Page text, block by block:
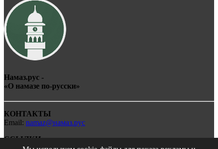
Намаз.рус -
«О намазе по-русски»
КОНТАКТЫ
Email: namaz@намаз.рус
ССЫЛКИ